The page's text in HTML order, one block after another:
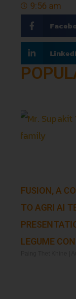
9:56 am
FUSION, A
TO AGRI AI
LEGUME